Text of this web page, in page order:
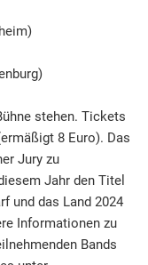
stehen. Tickets
8 Euro). Das
Jury zu
Jahr den Titel
und das Land 2024
Informationen zu
Bands